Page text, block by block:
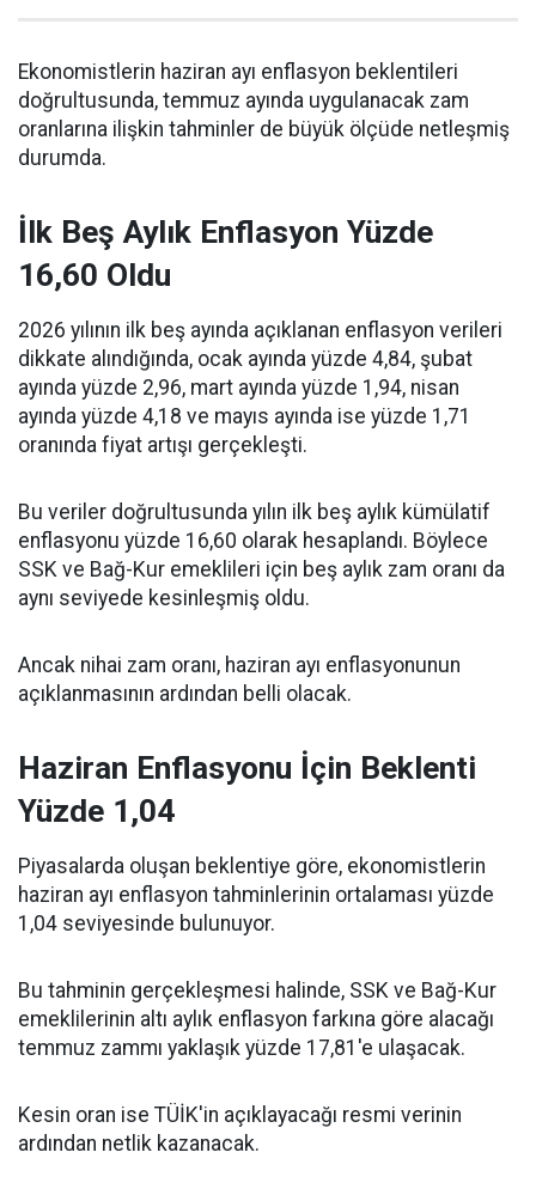
Ekonomistlerin haziran ayı enflasyon beklentileri
doğrultusunda, temmuz ayında uygulanacak zam
oranlarına ilişkin tahminler de büyük ölçüde netleşmiş
durumda.
İlk Beş Aylık Enflasyon Yüzde
16,60 Oldu
2026 yılının ilk beş ayında açıklanan enflasyon verileri
dikkate alındığında, ocak ayında yüzde 4,84, şubat
ayında yüzde 2,96, mart ayında yüzde 1,94, nisan
ayında yüzde 4,18 ve mayıs ayında ise yüzde 1,71
oranında fiyat artışı gerçekleşti.
Bu veriler doğrultusunda yılın ilk beş aylık kümülatif
enflasyonu yüzde 16,60 olarak hesaplandı. Böylece
SSK ve Bağ-Kur emeklileri için beş aylık zam oranı da
aynı seviyede kesinleşmiş oldu.
Ancak nihai zam oranı, haziran ayı enflasyonunun
açıklanmasının ardından belli olacak.
Haziran Enflasyonu İçin Beklenti
Yüzde 1,04
Piyasalarda oluşan beklentiye göre, ekonomistlerin
haziran ayı enflasyon tahminlerinin ortalaması yüzde
1,04 seviyesinde bulunuyor.
Bu tahminin gerçekleşmesi halinde, SSK ve Bağ-Kur
emeklilerinin altı aylık enflasyon farkına göre alacağı
temmuz zammı yaklaşık yüzde 17,81'e ulaşacak.
Kesin oran ise TÜİK'in açıklayacağı resmi verinin
ardından netlik kazanacak.